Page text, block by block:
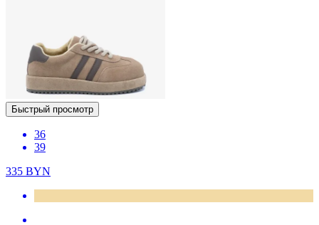
Быстрый просмотр
36
39
335 BYN